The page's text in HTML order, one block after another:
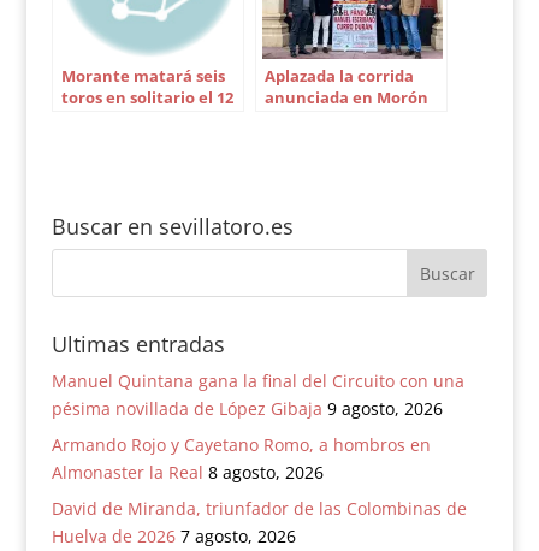
Morante matará seis
toros en solitario el 12
Aplazada la corrida
anunciada en Morón
Buscar en sevillatoro.es
Ultimas entradas
Manuel Quintana gana la final del Circuito con una
pésima novillada de López Gibaja 9 agosto, 2026
Armando Rojo y Cayetano Romo, a hombros en
Almonaster la Real 8 agosto, 2026
David de Miranda, triunfador de las Colombinas de
Huelva de 2026 7 agosto, 2026